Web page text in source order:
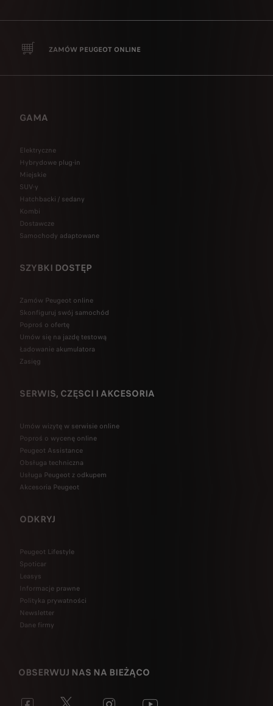
ZAMÓW PEUGEOT ONLINE
GAMA
Elektryczne
Hybrydowe plug-in
Miejskie
SUV-y
Hatchbacki / sedany
Kombi
Dostawcze
Samochody adaptowane
SZYBKI DOSTĘP
Zamów Peugeot online
Skonfiguruj swój samochód
Poproś o ofertę
Umów się na jazdę testową
Ładowanie akumulatora
Zasięg
SERWIS, CZĘSCI I AKCESORIA
Umów wizytę w serwisie online
Poproś o wycenę online
Peugeot Assistance
Obsługa techniczna
Usługa Peugeot z odkupem
Akcesoria Peugeot
ODKRYJ
Peugeot Lifestyle
Spoticar
Leasys
Informacje prawne
Polityka prywatności
Newsletter
Dane firmy
OBSERWUJ NAS NA BIEŻĄCO